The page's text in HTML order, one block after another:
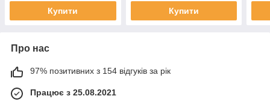
Купити Купити
Про нас
97% позитивних з 154 відгуків за рік
Працює з 25.08.2021